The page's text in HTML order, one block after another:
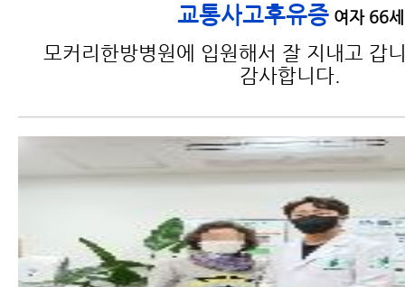
교통사고후유증여자 66세
모커리한방병원에 입원해서 잘 지내고 갑
감사합니다.